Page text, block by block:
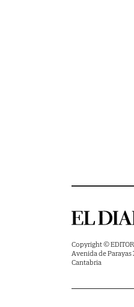
Copyright ©
Avenida de Parayas
Cantabria